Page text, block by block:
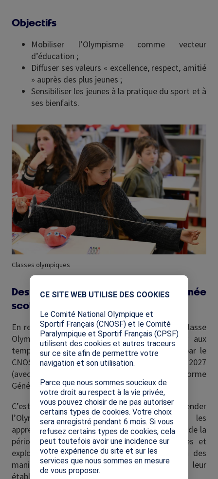
Objectifs
Mobiliser l’Olympisme comme vecteur
d’éducation ;
Diffuser ses valeurs « excellence, respect, amitié
» auprès des plus jeunes ;
Sensibiliser les jeunes à la pratique du sport et à
ses bienfaits.
Classes olympiques
Des temps forts au cours de l’année
scolaire
En remplissant une demande de labellisation Classe
Olympique, l'enseignant s'engage à participer aux
temps forts autour de l'Olympisme promus par le
CNOSF : laSemaine Olympique et Paralympique
2027
(avec inscription d'un projet sur la plateforme
Génération 2024) et la Journée Olympique2027.
C’est l’occasion pour les enfants d’appréhender
l’Olympisme en action ou de valoriser les
apprentissages et productions réalisés au cours de la
période : ils réinvestissent leurs connaissances et
exploitent leurs compétences en participant à des
manifestations relatives à l’Olympisme, dans leur
établissement, ou à proximité.
CE SITE WEB UTILISE DES COOKIES
Le Comité National Olympique et
Sportif Français (CNOSF) et le Comité
Paralympique et Sportif Français (CPSF)
utilisent des cookies et autres traceurs
sur ce site afin de permettre votre
navigation et son utilisation.
Parce que nous sommes soucieux de
votre droit au respect à la vie privée,
vous pouvez choisir de ne pas autoriser
certains types de cookies. Votre choix
sera enregistré pendant 6 mois. Si vous
refusez certains types de cookies, cela
peut toutefois avoir une incidence sur
votre expérience du site et sur les
services que nous sommes en mesure
de vous proposer.